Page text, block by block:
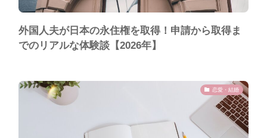
外国人夫が日本の永住権を取得！申請から取得ま
でのリアルな体験談【2026年】
恋愛・結婚